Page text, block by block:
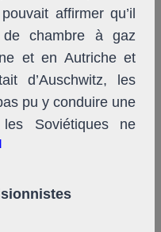
affirmer qu’il
chambre à gaz
et en Autriche et
d’Auschwitz, les
pu y conduire une
Soviétiques ne